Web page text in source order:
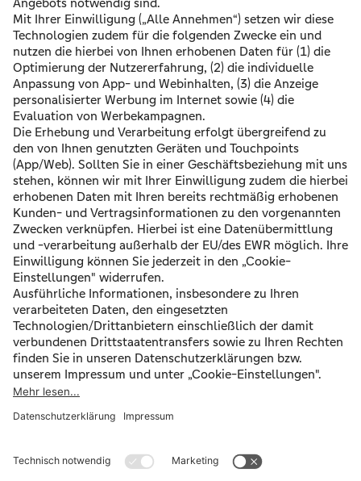
S‍t‍r‍a‍ß‍e‍ ‍*‍
Hausnummer *
PLZ *
Ort *
Land *
Zu den Umzugsdaten